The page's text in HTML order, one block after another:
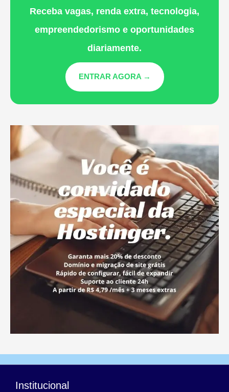
Receba vagas, renda extra, tecnologia,
empreendedorismo e oportunidades
diariamente.
ENTRAR AGORA →
Institucional